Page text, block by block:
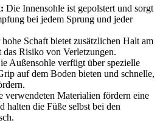
Die Innensohle ist gepolstert und sorgt
bei jedem Sprung und jeder
Schaft bietet zusätzlichen Halt am
Risiko von Verletzungen.
Außensohle verfügt über spezielle
auf dem Boden bieten und schnelle,
verwendeten Materialien fördern eine
halten die Füße selbst bei den